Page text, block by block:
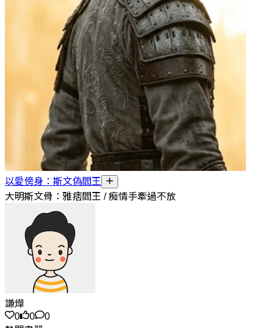
以愛傍身：斯文偽閻王
大明斯文骨：雅痞閻王 / 痴情手牽過不放
謙燁
0
0
0